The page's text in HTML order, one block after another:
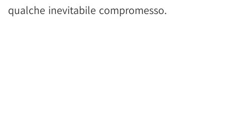
qualche inevitabile compromesso.